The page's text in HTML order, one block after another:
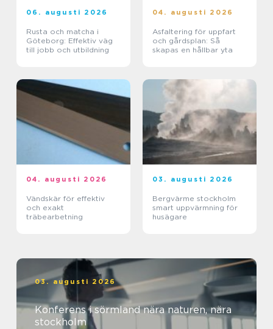
06. augusti 2026
Rusta och matcha i
Göteborg: Effektiv väg
till jobb och utbildning
04. augusti 2026
Asfaltering för uppfart
och gårdsplan: Så
skapas en hållbar yta
04. augusti 2026
Vändskär för effektiv
och exakt
träbearbetning
03. augusti 2026
Bergvärme stockholm
smart uppvärmning för
husägare
03. augusti 2026
Konferens i sörmland nära naturen, nära
stockholm